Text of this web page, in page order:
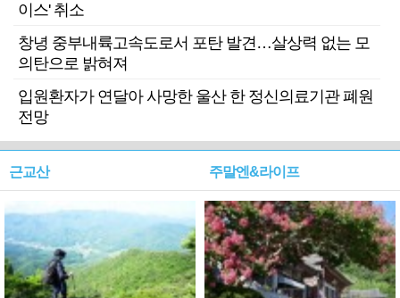
이스' 취소
창녕 중부내륙고속도로서 포탄 발견…살상력 없는 모
의탄으로 밝혀져
입원환자가 연달아 사망한 울산 한 정신의료기관 폐원
전망
근교산 주말엔&라이프